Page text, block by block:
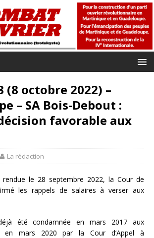
(8 octobre 2022) –
– SA Bois-Debout :
favorable aux
La rédaction
rendue le 28 septembre 2022, la Cour de
les rappels de salaires à verser aux
été condamnée en mars 2017 aux
en mars 2020 par la Cour d’Appel à